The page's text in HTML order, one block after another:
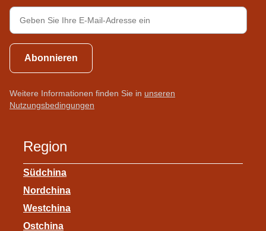
Abonnieren
Weitere Informationen finden Sie in unseren
Nutzungsbedingungen
Region
Südchina
Nordchina
Westchina
Ostchina